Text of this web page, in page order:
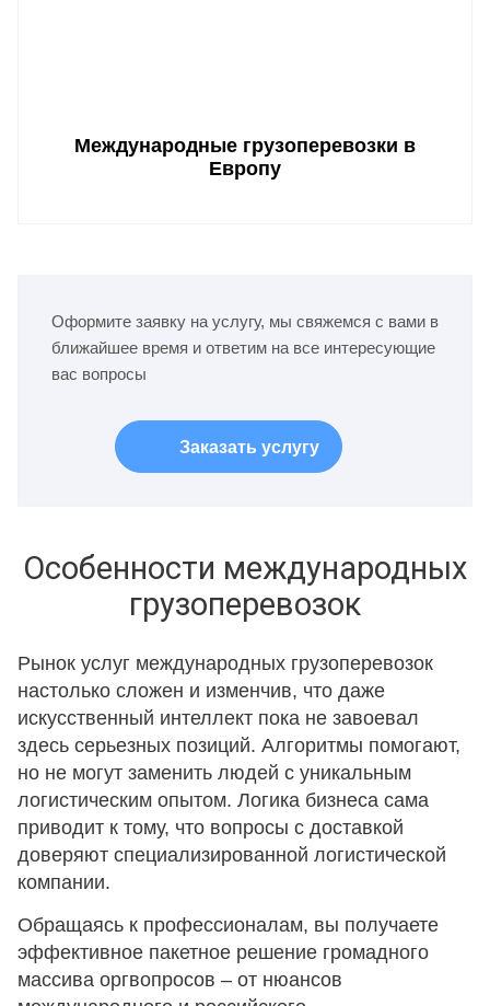
Международные грузоперевозки в
Европу
Оформите заявку на услугу, мы свяжемся с вами в
ближайшее время и ответим на все интересующие
вас вопросы
Заказать услугу
Особенности международных
грузоперевозок
Рынок услуг международных грузоперевозок
настолько сложен и изменчив, что даже
искусственный интеллект пока не завоевал
здесь серьезных позиций. Алгоритмы помогают,
но не могут заменить людей с уникальным
логистическим опытом. Логика бизнеса сама
приводит к тому, что вопросы с доставкой
доверяют специализированной логистической
компании.
Обращаясь к профессионалам, вы получаете
эффективное пакетное решение громадного
массива оргвопросов – от нюансов